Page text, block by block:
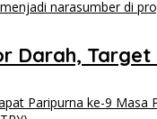
Darah,